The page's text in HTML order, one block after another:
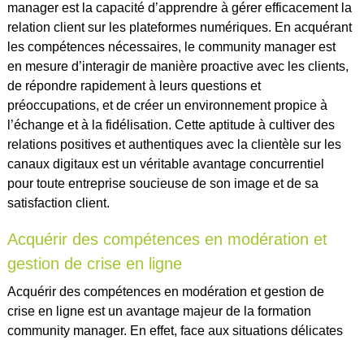
manager est la capacité d’apprendre à gérer efficacement la
relation client sur les plateformes numériques. En acquérant
les compétences nécessaires, le community manager est
en mesure d’interagir de manière proactive avec les clients,
de répondre rapidement à leurs questions et
préoccupations, et de créer un environnement propice à
l’échange et à la fidélisation. Cette aptitude à cultiver des
relations positives et authentiques avec la clientèle sur les
canaux digitaux est un véritable avantage concurrentiel
pour toute entreprise soucieuse de son image et de sa
satisfaction client.
Acquérir des compétences en modération et
gestion de crise en ligne
Acquérir des compétences en modération et gestion de
crise en ligne est un avantage majeur de la formation
community manager. En effet, face aux situations délicates